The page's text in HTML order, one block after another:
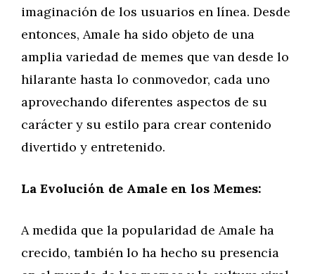
imaginación de los usuarios en línea. Desde
entonces, Amale ha sido objeto de una
amplia variedad de memes que van desde lo
hilarante hasta lo conmovedor, cada uno
aprovechando diferentes aspectos de su
carácter y su estilo para crear contenido
divertido y entretenido.
La Evolución de Amale en los Memes:
A medida que la popularidad de Amale ha
crecido, también lo ha hecho su presencia